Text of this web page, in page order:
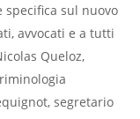
specifica sul nuovo
avvocati e a tutti
Queloz,
segretario